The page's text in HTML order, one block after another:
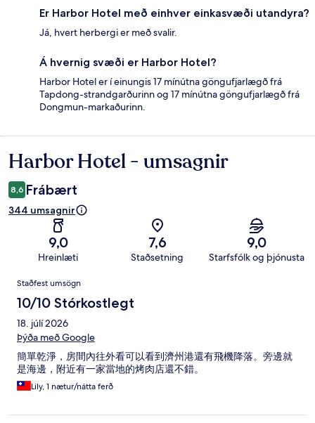
Er Harbor Hotel með einhver einkasvæði utandyra?
Já, hvert herbergi er með svalir.
Á hvernig svæði er Harbor Hotel?
Harbor Hotel er í einungis 17 mínútna göngufjarlægð frá
Tapdong-strandgarðurinn og 17 mínútna göngufjarlægð frá
Dongmun-markaðurinn.
Umsagnir
Harbor Hotel - umsagnir
8,6 Frábært
344 umsagnir
9,0
Hreinlæti
7,6
Staðsetning
9,0
Starfsfólk og þjónusta
Umsagnir
Staðfest umsögn
10/10 Stórkostlegt
18. júlí 2026
Þýða með Google
簡單乾淨，房間內往外看可以看到濟州港還有飛機降落。旁邊就
是海邊，附近有一家當地的烤肉店還不錯。
Lily, 1 nætur/nátta ferð